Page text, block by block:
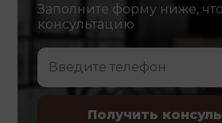
Заполните форму ниже,
консультацию